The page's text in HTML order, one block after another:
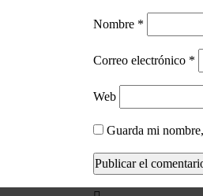
Nombre *
Correo electrónico *
Web
Guarda mi